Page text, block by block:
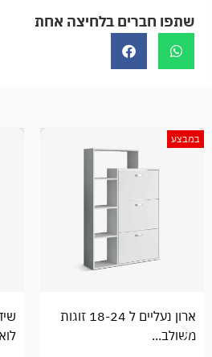
שתפו חברים בלחיצה אחת
במבצע
ארון נעליים ל 18-24 זוגות
משולב...